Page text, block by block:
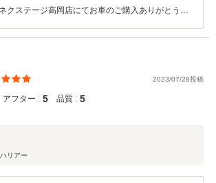
クステージ高岡店にてお車のご購入ありがとうご
めて参りますので、またのご利用お待ちしており
2023/07/28投稿
アフター : 5 品質 : 5
リアー